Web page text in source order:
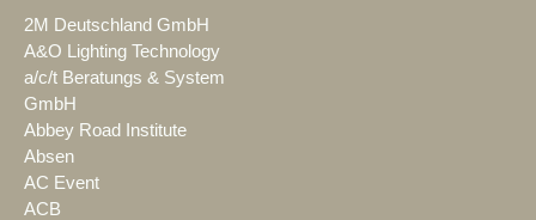
2M Deutschland GmbH
A&O Lighting Technology
a/c/t Beratungs & System
GmbH
Abbey Road Institute
Absen
AC Event
ACB